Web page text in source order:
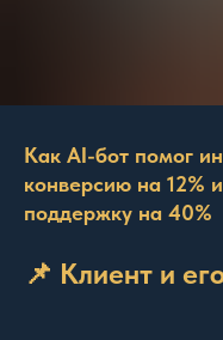
Как AI-бот помог
конверсию на 12%
поддержку на 40%
📌 Клиент и